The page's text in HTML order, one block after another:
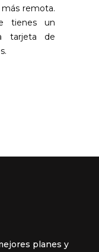
remota.
tienes un
tarjeta de
planes y